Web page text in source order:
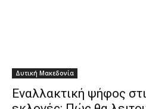
Δυτική Μακεδονία
Εναλλακτική ψήφος